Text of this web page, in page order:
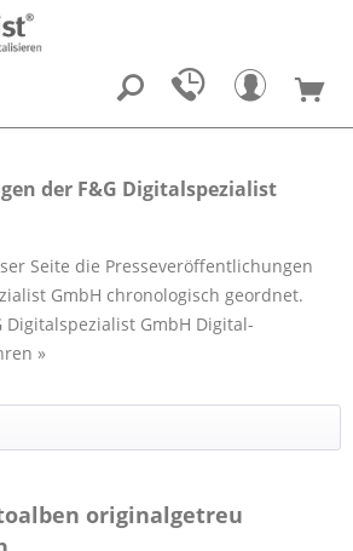
der F&G Digitalspezialist
Seite die Presseveröffentlichungen
GmbH chronologisch geordnet.
Digitalspezialist GmbH Digital-
»
originalgetreu